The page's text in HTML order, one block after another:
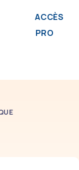
ACCÈS
PRO